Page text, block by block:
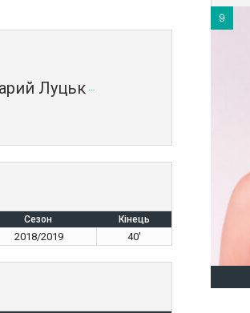
Луцьк
Сезон Кінець
2018/2019 40'
9